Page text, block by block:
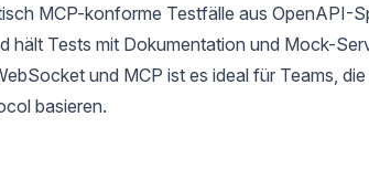
MCP-konforme Testfälle aus OpenAPI-
hält Tests mit Dokumentation und Mock-
und MCP ist es ideal für Teams,
basieren.